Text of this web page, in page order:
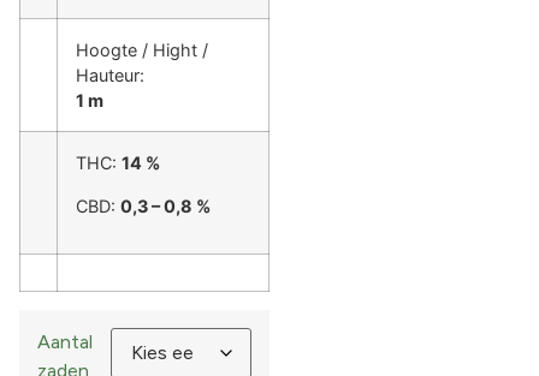
Hoogte / Hight /
Hauteur:
1 m
THC: 14 %
CBD: 0,3 – 0,8 %
Aantal
zaden